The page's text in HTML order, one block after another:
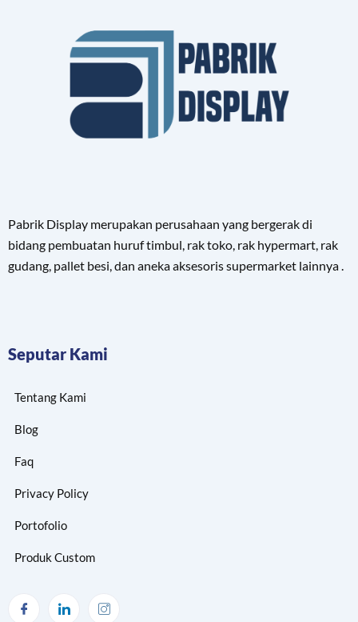
Pabrik Display merupakan perusahaan yang bergerak di
bidang pembuatan huruf timbul, rak toko, rak hypermart, rak
gudang, pallet besi, dan aneka aksesoris supermarket lainnya .
Seputar Kami
Tentang Kami
Blog
Faq
Privacy Policy
Portofolio
Produk Custom